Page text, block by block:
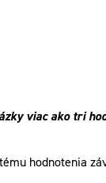
viac ako tri
hodnotenia